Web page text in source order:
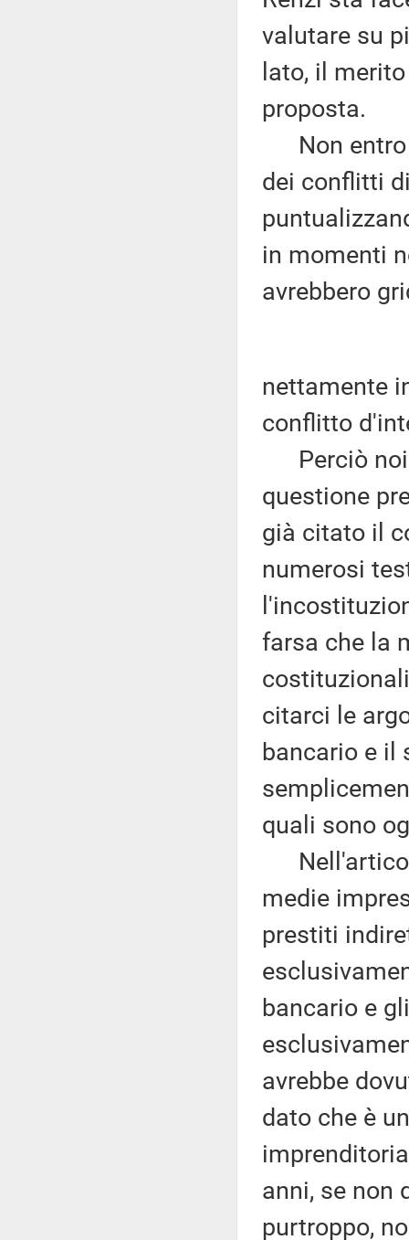
valutare su
lato, il
proposta.
Non entro
dei conflitti
in momenti
avrebbero
nettamente
conflitto
Perciò noi
questione
già citato il
numerosi
farsa che la
citarci le
bancario e il
quali sono
medie
prestiti
bancario e
avrebbe
dato che è
anni, se non
purtroppo,